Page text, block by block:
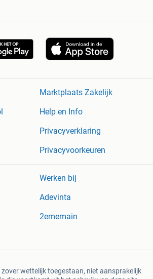
Marktplaats Zakelijk
Help en Info
Privacyverklaring
Privacyvoorkeuren
Werken bij
Adevinta
2ememain
wettelijk toegestaan, niet aansprakelijk